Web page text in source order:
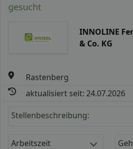
gesucht
INNOLINE
& Co. KG
Rastenberg
aktualisiert seit: 24.07.2026
Stellenbeschreibung:
Arbeitszeit